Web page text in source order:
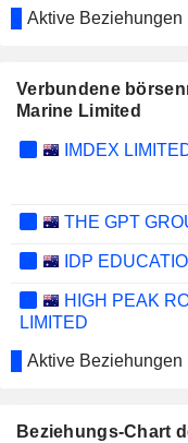
Aktive Beziehungen
Verbundene
Marine Limited
IMDEX
THE GPT
IDP
HIGH PEAK
LIMITED
Aktive Beziehungen
Beziehungs-Chart